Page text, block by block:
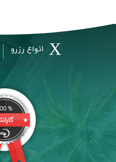
انواع رزرو